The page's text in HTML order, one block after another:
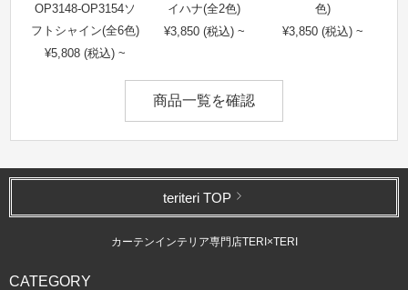
OP3148-OP3154ソ
フトシャイン(全6色)
¥5,808 (税込) ~
イハナ(全2色)
¥3,850 (税込) ~
色)
¥3,850 (税込) ~
商品一覧を確認
teriteri TOP
カーテンインテリア専門店TERI×TERI
CATEGORY